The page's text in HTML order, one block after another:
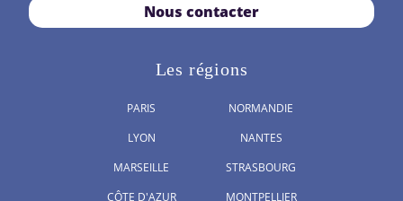
Nous contacter
Les régions
PARIS
LYON
MARSEILLE
CÔTE D'AZUR
NORMANDIE
NANTES
STRASBOURG
MONTPELLIER